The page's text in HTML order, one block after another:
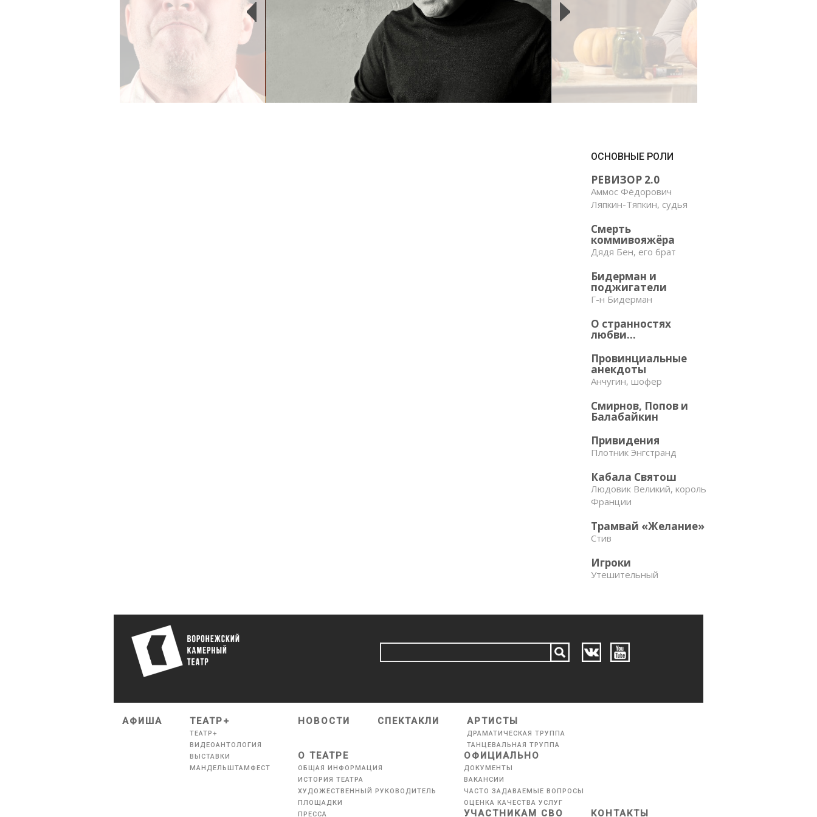
ОСНОВНЫЕ РОЛИ
РЕВИЗОР 2.0
Аммос Фёдорович
Ляпкин-Тяпкин, судья
Смерть
коммивояжёра
Дядя Бен, его брат
Бидерман и
поджигатели
Г-н Бидерман
О странностях
любви…
Провинциальные
анекдоты
Анчугин, шофер
Смирнов, Попов и
Балабайкин
Привидения
Плотник Энгстранд
Кабала Святош
Людовик Великий, король
Франции
Трамвай «Желание»
Стив
Игроки
Утешительный
АФИША ТЕАТР+
ТЕАТР+
ВИДЕОАНТОЛОГИЯ
ВЫСТАВКИ
МАНДЕЛЬШТАМФЕСТ
НОВОСТИ СПЕКТАКЛИ АРТИСТЫ
ДРАМАТИЧЕСКАЯ ТРУППА
ТАНЦЕВАЛЬНАЯ ТРУППА
О ТЕАТРЕ
ОБЩАЯ ИНФОРМАЦИЯ
ИСТОРИЯ ТЕАТРА
ХУДОЖЕСТВЕННЫЙ РУКОВОДИТЕЛЬ
ПЛОЩАДКИ
ПРЕССА
ОФИЦИАЛЬНО
ДОКУМЕНТЫ
ВАКАНСИИ
ЧАСТО ЗАДАВАЕМЫЕ ВОПРОСЫ
ОЦЕНКА КАЧЕСТВА УСЛУГ
УЧАСТНИКАМ СВО КОНТАКТЫ